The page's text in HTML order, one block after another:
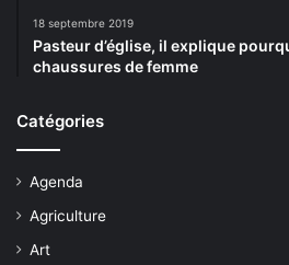
18 septembre 2019
Pasteur d’église, il explique
chaussures de femme
Catégories
Agenda
Agriculture
Art